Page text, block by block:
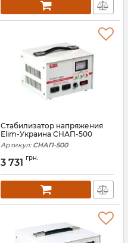
Стабилизатор напряжения
Elim-Украина СНАП-500
Артикул: СНАП-500
3 731 грн.